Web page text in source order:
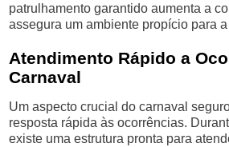
patrulhamento garantido aumenta a
assegura um ambiente propício para
Atendimento Rápido a
Carnaval
Um aspecto crucial do carnaval
resposta rápida às ocorrências.
existe uma estrutura pronta para